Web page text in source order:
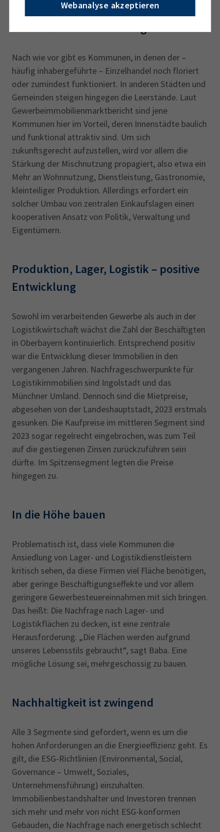
Webanalyse akzeptieren
Nach wie vor gibt es Kommunen, in denen der –
häufig inhabergeführte – Einzelhandel noch floriert
oder zumindest funktioniert. In anderen Städten und
Gemeinden steigen hingegen die Leerstände. Laut
Gewerbeimmobilienmarktbericht sind jene
Kommunen hier im Vorteil, deren Innenstädte baulich
und funktional attraktiv sind. Um sich
zukunftsgerecht aufzustellen, wird vor allem die
Stärkung der Mischnutzung propagiert, also etwa ein
Mehr an Wohnnutzung, Dienstleistung, Gastronomie,
kleinteiliger Produktion. Allerdings erfordert ein
solcher Umbau von zentralen Einkaufslagen einen
kooperativen Ansatz von Politik, Verwaltung und
Eigentümern.
Produktion, Lager, Logistik – positive
Entwicklung
Sowohl im verarbeitenden Gewerbe als auch in der
Logistikwirtschaft wächst die Zahl der Beschäftigten
in Oberbayern kontinuierlich. Entsprechend positiv
war die Entwicklung dieser Immobilien in den
vergangenen Jahren. Nachfrageschwerpunkte für
Logistikimmobilien sind Ingolstadt und das
Münchner Umland. Dennoch sind die Mietpreise,
abgesehen von der Landeshauptstadt, 2023 erstmals
gesunken. Die Kaufpreise im mittleren Segment sind
2023 sogar regelrecht eingebrochen, was zum Teil
auf die gestiegenen Zinsen zurückzuführen sein
dürfte. Im Spitzensegment legten die Preise
hingegen zu.
In die Höhe bauen
Problematisch ist, dass viele Kommunen die
Ansiedlung von Lager- und Logistikdienstleistern
kritisch sehen, da diese Firmen viel Fläche benötigen,
aber geringe Beschäftigungseffekte und vor allem
geringere Gewerbesteuereinnahmen mit sich bringen.
Das heißt: Die Nachfrage nach Lager- und
Logistikflächen zu decken, ist eine zentrale
Herausforderung. „Die Flächen werden aufgrund
unseres Lebensstils gebraucht“, sagt Baba. Eine
mögliche Lösung sei, mehrgeschossig zu bauen.
Nachhaltigkeit ist zwingend
Alle 3 Segmente sind gefordert, wenn es um die
hohen Anforderungen an die Energieeffizienz geht. Es
gilt, die ESG-Richtlinien (Environmental, Social,
Governance – Umwelt, Soziales,
Unternehmensführung) einzuhalten.
Immobilienbestandshalter und Investoren trennen
sich mehr und mehr von nicht ESG-konformen
Gebäuden, die Nachfrage nach energetisch schlecht